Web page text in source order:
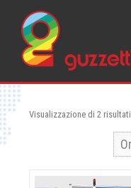
content
Visualizzazione di 2 risultati